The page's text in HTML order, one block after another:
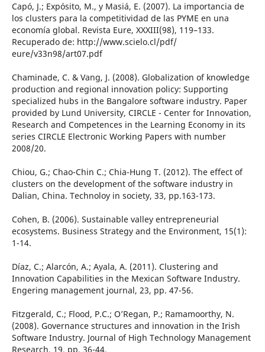
Capó, J.; Expósito, M., y Masiá, E. (2007). La importancia de
los clusters para la competitividad de las PYME en una
economía global. Revista Eure, XXXIII(98), 119–133.
Recuperado de: http://www.scielo.cl/pdf/
eure/v33n98/art07.pdf
Chaminade, C. & Vang, J. (2008). Globalization of knowledge
production and regional innovation policy: Supporting
specialized hubs in the Bangalore software industry. Paper
provided by Lund University, CIRCLE - Center for Innovation,
Research and Competences in the Learning Economy in its
series CIRCLE Electronic Working Papers with number
2008/20.
Chiou, G.; Chao-Chin C.; Chia-Hung T. (2012). The effect of
clusters on the development of the software industry in
Dalian, China. Technoloy in society, 33, pp.163-173.
Cohen, B. (2006). Sustainable valley entrepreneurial
ecosystems. Business Strategy and the Environment, 15(1):
1-14.
Díaz, C.; Alarcón, A.; Ayala, A. (2011). Clustering and
Innovation Capabilities in the Mexican Software Industry.
Engering management journal, 23, pp. 47-56.
Fitzgerald, C.; Flood, P.C.; O’Regan, P.; Ramamoorthy, N.
(2008). Governance structures and innovation in the Irish
Software Industry. Journal of High Technology Management
Research, 19, pp. 36-44.